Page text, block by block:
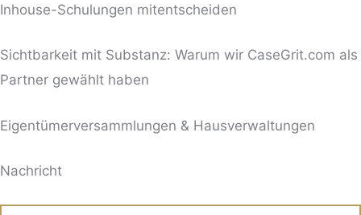
Inhouse-Schulungen mitentscheiden
Sichtbarkeit mit Substanz: Warum wir CaseGrit.com als
Partner gewählt haben
Eigentümerversammlungen & Hausverwaltungen
BITTE LASSE DIESES FELD LEER.
Nachricht